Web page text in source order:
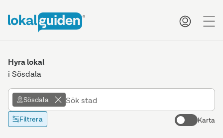
Hyra lokal
i Sösdala
Sösdala
Filtrera Karta